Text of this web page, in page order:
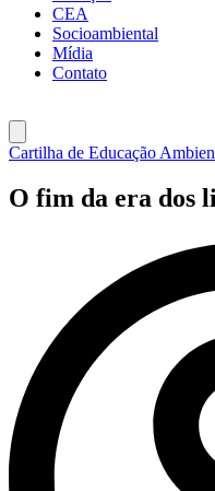
CEA
Socioambiental
Mídia
Contato
Cartilha de Educação
O fim da era dos